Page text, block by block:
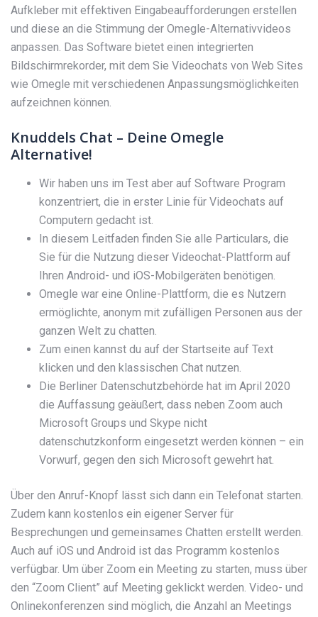
Aufkleber mit effektiven Eingabeaufforderungen erstellen
und diese an die Stimmung der Omegle-Alternativvideos
anpassen. Das Software bietet einen integrierten
Bildschirmrekorder, mit dem Sie Videochats von Web Sites
wie Omegle mit verschiedenen Anpassungsmöglichkeiten
aufzeichnen können.
Knuddels Chat – Deine Omegle
Alternative!
Wir haben uns im Test aber auf Software Program
konzentriert, die in erster Linie für Video­chats auf
Computern gedacht ist.
In diesem Leitfaden finden Sie alle Particulars, die
Sie für die Nutzung dieser Videochat-Plattform auf
Ihren Android- und iOS-Mobilgeräten benötigen.
Omegle war eine Online-Plattform, die es Nutzern
ermöglichte, anonym mit zufälligen Personen aus der
ganzen Welt zu chatten.
Zum einen kannst du auf der Startseite auf Text
klicken und den klassischen Chat nutzen.
Die Berliner Datenschutzbehörde hat im April 2020
die Auffassung geäußert, dass neben Zoom auch
Microsoft Groups und Skype nicht
datenschutzkonform eingesetzt werden können – ein
Vorwurf, gegen den sich Microsoft gewehrt hat.
Über den Anruf-Knopf lässt sich dann ein Telefonat starten.
Zudem kann kostenlos ein eigener Server für
Besprechungen und gemeinsames Chatten erstellt werden.
Auch auf iOS und Android ist das Programm kostenlos
verfügbar. Um über Zoom ein Meeting zu starten, muss über
den “Zoom Client” auf Meeting geklickt werden. Video- und
Onlinekonferenzen sind möglich, die Anzahl an Meetings